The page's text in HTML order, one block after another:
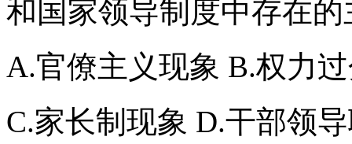
和国家领导制度中存在
A.官僚主义现象 B.权力
C.家长制现象 D.干部领